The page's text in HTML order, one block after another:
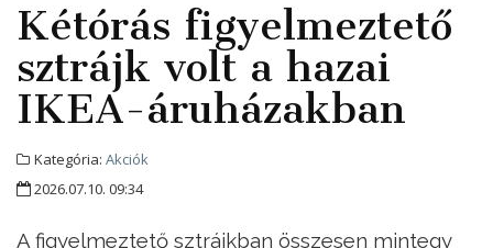
Kétórás figyelmeztető
sztrájk volt a hazai
IKEA-áruházakban
Kategória: Akciók
2026.07.10. 09:34
A figyelmeztető sztrájkban összesen mintegy